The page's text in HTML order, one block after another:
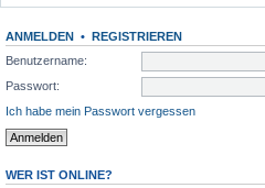
ANMELDEN • REGISTRIEREN
Benutzername:
Passwort:
Ich habe mein Passwort vergessen
WER IST ONLINE?